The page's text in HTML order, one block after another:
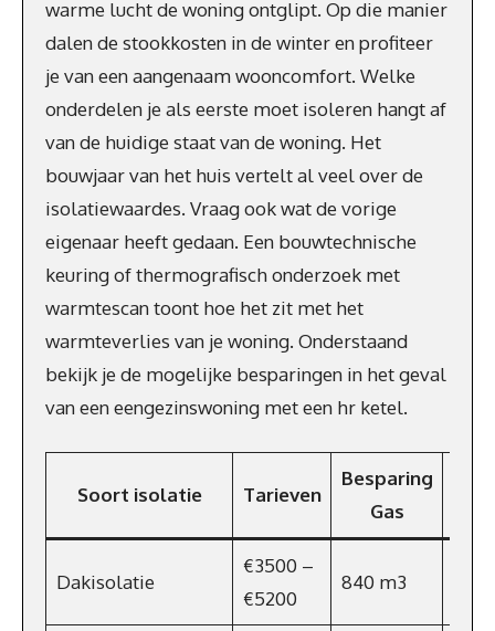
warme lucht de woning ontglipt. Op die manier
dalen de stookkosten in de winter en profiteer
je van een aangenaam wooncomfort. Welke
onderdelen je als eerste moet isoleren hangt af
van de huidige staat van de woning. Het
bouwjaar van het huis vertelt al veel over de
isolatiewaardes. Vraag ook wat de vorige
eigenaar heeft gedaan. Een bouwtechnische
keuring of thermografisch onderzoek met
warmtescan toont hoe het zit met het
warmteverlies van je woning. Onderstaand
bekijk je de mogelijke besparingen in het geval
van een eengezinswoning met een hr ketel.
Soort isolatie Tarieven
Besparing
Gas
Dakisolatie
€3500 –
€5200
840 m3